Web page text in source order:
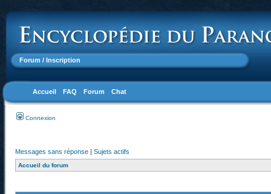
Forum / Inscription
Accueil FAQ Forum Chat
Connexion
Messages sans réponse | Sujets actifs
Accueil du forum